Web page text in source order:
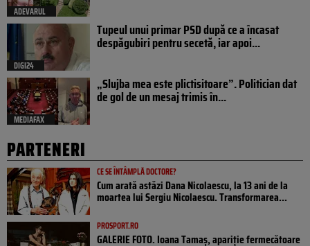
ADEVARUL
DIGI24
Tupeul unui primar PSD după ce a încasat
despăgubiri pentru secetă, iar apoi...
MEDIAFAX
„Slujba mea este plictisitoare”. Politician dat
de gol de un mesaj trimis în...
PARTENERI
CE SE ÎNTÂMPLĂ DOCTORE?
Cum arată astăzi Dana Nicolaescu, la 13 ani de la
moartea lui Sergiu Nicolaescu. Transformarea...
PROSPORT.RO
GALERIE FOTO. Ioana Tamaş, apariție fermecătoare